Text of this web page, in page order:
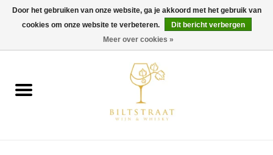
0 Artikelen - €0,00
Wijn
Door het gebruiken van onze website, ga je akkoord met het gebruik van
cookies om onze website te verbeteren.
Dit bericht verbergen
Meer over cookies »